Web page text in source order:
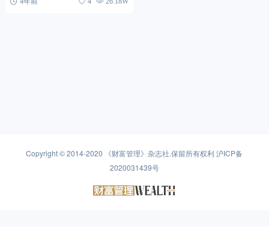
Copyright © 2014-2020 《财富管理》杂志社.保留所有权利沪ICP备
2020031439号